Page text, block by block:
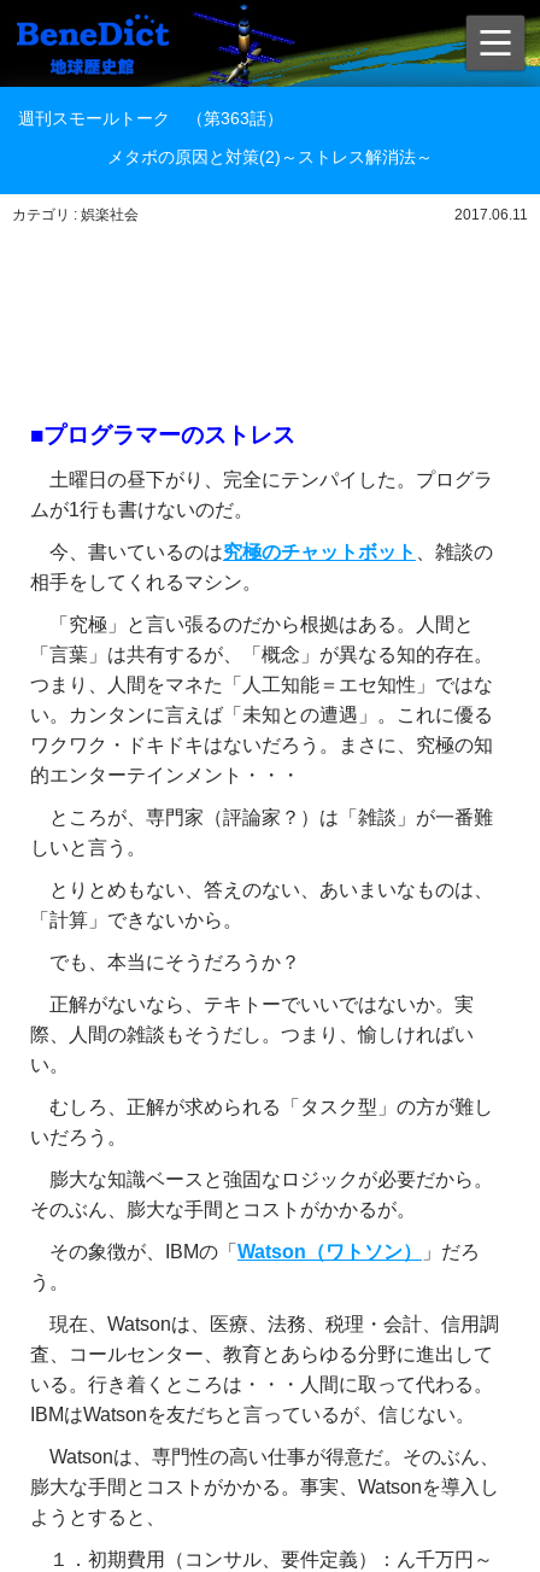
週刊スモールトーク （第363話）
メタボの原因と対策(2)～ストレス解消法～
カテゴリ : 娯楽社会 2017.06.11
■プログラマーのストレス
土曜日の昼下がり、完全にテンパイした。プログラ
ムが1行も書けないのだ。
今、書いているのは究極のチャットボット
、雑談の
相手をしてくれるマシン。
「究極」と言い張るのだから根拠はある。人間と
「言葉」は共有するが、「概念」が異なる知的存在。
つまり、人間をマネた「人工知能＝エセ知性」ではな
い。カンタンに言えば「未知との遭遇」。これに優る
ワクワク・ドキドキはないだろう。まさに、究極の知
的エンターテインメント・・・
ところが、専門家（評論家？）は「雑談」が一番難
しいと言う。
とりとめもない、答えのない、あいまいなものは、
「計算」できないから。
でも、本当にそうだろうか？
正解がないなら、テキトーでいいではないか。実
際、人間の雑談もそうだし。つまり、愉しければい
い。
むしろ、正解が求められる「タスク型」の方が難し
いだろう。
膨大な知識ベースと強固なロジックが必要だから。
そのぶん、膨大な手間とコストがかかるが。
その象徴が、IBMの「 Watson（ワトソン）
」だろ
う。
現在、Watsonは、医療、法務、税理・会計、信用調
査、コールセンター、教育とあらゆる分野に進出して
いる。行き着くところは・・・人間に取って代わる。
IBMはWatsonを友だちと言っているが、信じない。
Watsonは、専門性の高い仕事が得意だ。そのぶん、
膨大な手間とコストがかかる。事実、Watsonを導入し
ようとすると、
１．初期費用（コンサル、要件定義）：ん千万円～